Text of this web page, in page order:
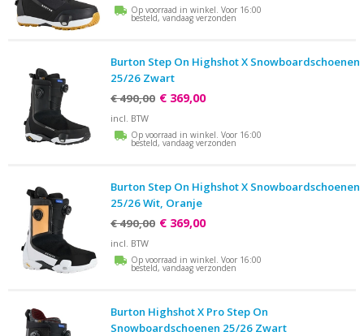
Op voorraad in winkel. Voor 16:00
besteld, vandaag verzonden
Burton Step On Highshot X Snowboardschoenen
25/26 Zwart
€ 490,00 € 369,00
incl. BTW
Op voorraad in winkel. Voor 16:00
besteld, vandaag verzonden
Burton Step On Highshot X Snowboardschoenen
25/26 Wit, Oranje
€ 490,00 € 369,00
incl. BTW
Op voorraad in winkel. Voor 16:00
besteld, vandaag verzonden
Burton Highshot X Pro Step On
Snowboardschoenen 25/26 Zwart